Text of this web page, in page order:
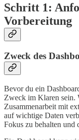
Schritt 1:
Vorbereitung
Zweck des
Bevor du ein
Zweck im Klaren sein.
Zusammenarbeit mit
auf wichtige Daten
Fokus zu behalten und